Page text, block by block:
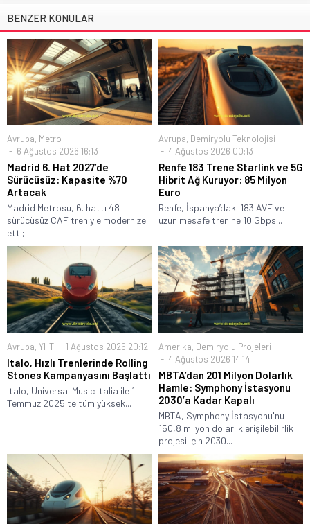
BENZER KONULAR
Avrupa, Metro
6 Ağustos 2026 16:13
Madrid 6. Hat 2027’de
Sürücüsüz: Kapasite %70
Artacak
Madrid Metrosu, 6. hattı 48
sürücüsüz CAF treniyle modernize
etti;...
Avrupa, Demiryolu Teknolojisi
4 Ağustos 2026 00:13
Renfe 183 Trene Starlink ve 5G
Hibrit Ağ Kuruyor: 85 Milyon
Euro
Renfe, İspanya’daki 183 AVE ve
uzun mesafe trenine 10 Gbps...
Avrupa, YHT 1 Ağustos 2026 20:12
Italo, Hızlı Trenlerinde Rolling
Stones Kampanyasını Başlattı
Italo, Universal Music Italia ile 1
Temmuz 2025'te tüm yüksek...
Amerika, Demiryolu Projeleri
4 Ağustos 2026 14:14
MBTA’dan 201 Milyon Dolarlık
Hamle: Symphony İstasyonu
2030’a Kadar Kapalı
MBTA, Symphony İstasyonu'nu
150,8 milyon dolarlık erişilebilirlik
projesi için 2030...